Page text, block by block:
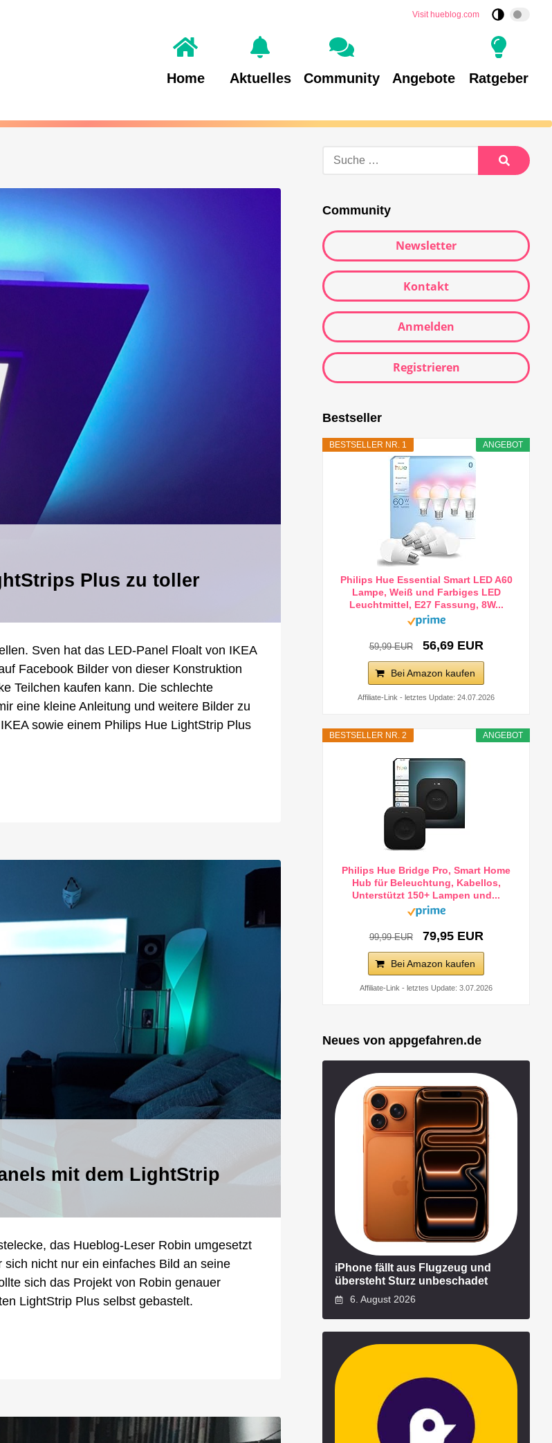
Visit hueblog.com
Home Aktuelles Community Angebote Ratgeber
Plus zu toller
Sven hat das LED-Panel Floalt von IKEA
Facebook Bilder von dieser Konstruktion
Teilchen kaufen kann. Die schlechte
eine kleine Anleitung und weitere Bilder zu
sowie einem Philips Hue LightStrip Plus
mit dem LightStrip
das Hueblog-Leser Robin umgesetzt
nicht nur ein einfaches Bild an seine
sich das Projekt von Robin genauer
LightStrip Plus selbst gebastelt.
Suche
Suche
Community
Newsletter
Kontakt
Anmelden
Registrieren
Bestseller
ANGEBOT
BESTSELLER NR. 1
Philips Hue Essential Smart LED A60
Lampe, Weiß und Farbiges LED
Leuchtmittel, E27 Fassung, 8W...
59,99 EUR 56,69 EUR
Bei Amazon kaufen
Affiliate-Link - letztes Update: 24.07.2026
ANGEBOT
BESTSELLER NR. 2
Philips Hue Bridge Pro, Smart Home
Hub für Beleuchtung, Kabellos,
Unterstützt 150+ Lampen und...
99,99 EUR 79,95 EUR
Bei Amazon kaufen
Affiliate-Link - letztes Update: 3.07.2026
Neues von appgefahren.de
iPhone fällt aus Flugzeug und
übersteht Sturz unbeschadet
6. August 2026